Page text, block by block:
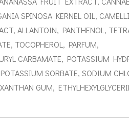
SPINOSA KERNEL OIL,
ALLANTOIN, PANTHENOL,
TOCOPHEROL, PARFUM,
CARBAMATE, POTASSIUM
SORBATE, SODIUM
GUM,